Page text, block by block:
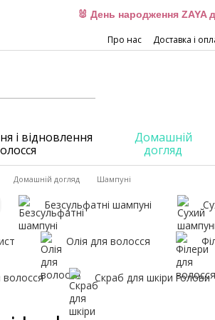
🐰 День народження ZAYA
Про нас Доставка і
і відновлення
Домашній
догляд
Домашній догляд Шампуні
Безсульфатні шампуні
Олія для волосся
волосся Скраб для шкіри голови